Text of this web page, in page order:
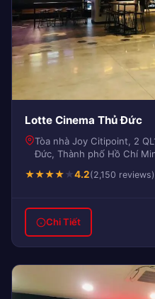
Lotte Cinema Thủ Đức
Tòa nhà Joy Citipoint, 2
Đức, Thành phố Hồ Chí
★★★★★4.2(2,150 reviews)
Chi Tiết